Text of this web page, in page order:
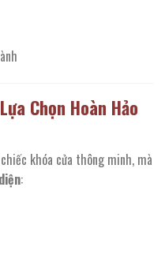
Chọn Hoàn Hảo
khóa cửa thông minh, mà
: